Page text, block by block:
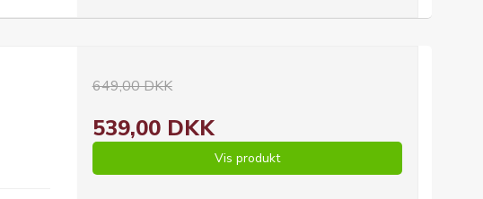
649,00 DKK
539,00 DKK
Vis produkt